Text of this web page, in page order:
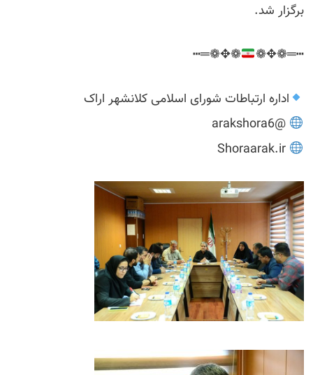
برگزار شد.
┅═❁✥❁
❁✥❁═┅
اداره ارتباطات شورای اسلامی کلانشهر اراک
@arakshora6
Shoraarak.ir